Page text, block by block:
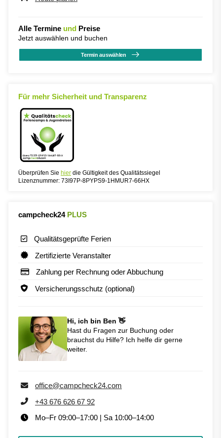
Alle Termine und Preise
Jetzt auswählen und buchen
Termin auswählen
Für mehr Sicherheit und Transparenz
Überprüfen Sie hier die Gültigkeit des Qualitätssiegel
Lizenznummer: 73I97P-8PYPS9-1HMUR7-66HX
campcheck24 PLUS
Qualitätsgeprüfte Ferien
Zertifizierte Veranstalter
Zahlung per Rechnung oder Abbuchung
Versicherungsschutz (optional)
Hi, ich bin Ben 👋
Hast du Fragen zur Buchung oder
brauchst du Hilfe? Ich helfe dir gerne
weiter.
office@campcheck24.com
+43 676 626 67 92
Mo–Fr 09:00–17:00 | Sa 10:00–14:00